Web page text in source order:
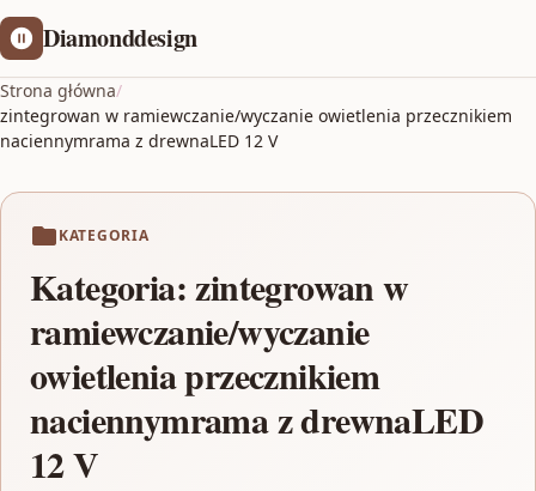
Diamonddesign
Strona główna/
zintegrowan w ramiewczanie/wyczanie owietlenia przecznikiem
naciennymrama z drewnaLED 12 V
KATEGORIA
Kategoria:zintegrowan w
ramiewczanie/wyczanie
owietlenia przecznikiem
naciennymrama z drewnaLED
12 V